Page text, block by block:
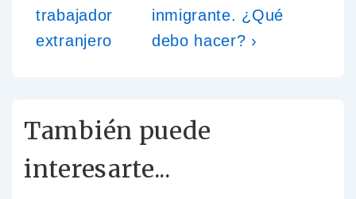
trabajador
extranjero
inmigrante. ¿Qué
debo hacer? ›
También puede
interesarte...